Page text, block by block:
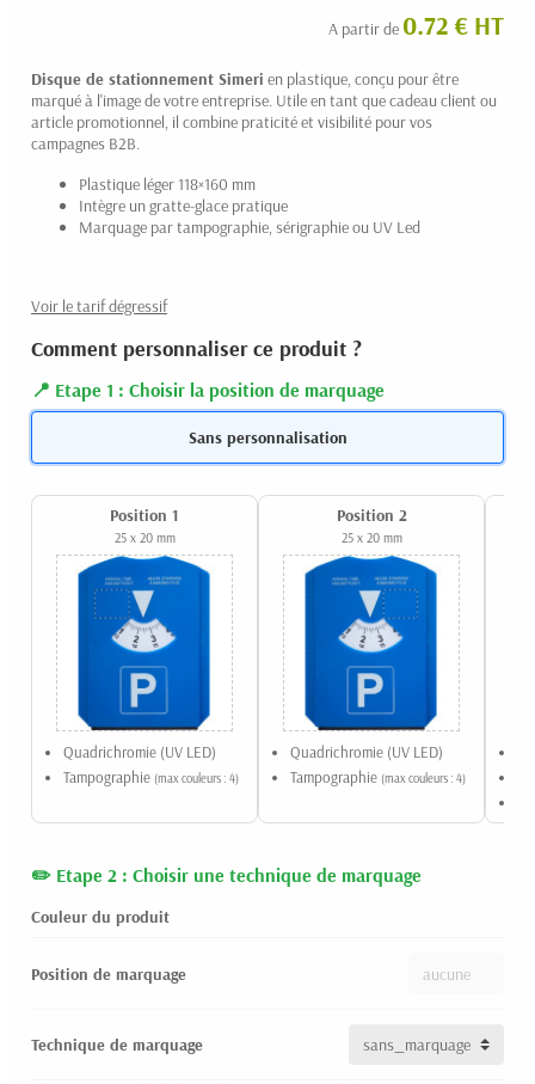
(1 avis)
A partir de 0.72 € HT
Disque de stationnement Simeri en plastique, conçu pour être
marqué à l'image de votre entreprise. Utile en tant que cadeau client ou
article promotionnel, il combine praticité et visibilité pour vos
campagnes B2B.
Plastique léger 118×160 mm
Intègre un gratte-glace pratique
Marquage par tampographie, sérigraphie ou UV Led
Voir le tarif dégressif
Comment personnaliser ce produit ?
Etape 1 : Choisir la position de marquage
Sans personnalisation
Position 1
25 x 20 mm
Quadrichromie (UV LED)
Tampographie (max couleurs : 4)
Position 2
25 x 20 mm
Quadrichromie (UV LED)
Tampographie (max couleurs : 4)
Etape 2 : Choisir une technique de marquage
Couleur du produit
Position de marquage
Technique de marquage